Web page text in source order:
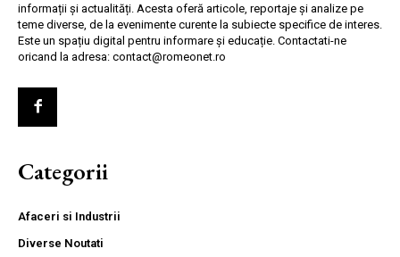
informații și actualități. Acesta oferă articole, reportaje și analize pe
teme diverse, de la evenimente curente la subiecte specifice de interes.
Este un spațiu digital pentru informare și educație. Contactati-ne
oricand la adresa: contact@romeonet.ro
Categorii
Afaceri si Industrii
Diverse Noutati